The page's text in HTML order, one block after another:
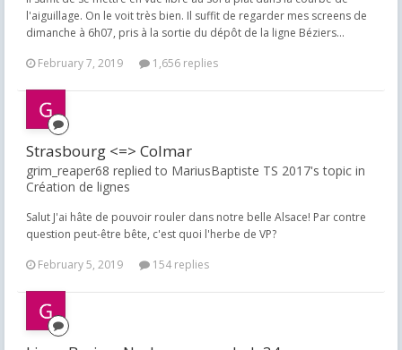
l'aiguillage. On le voit très bien. Il suffit de regarder mes screens de
dimanche à 6h07, pris à la sortie du dépôt de la ligne Béziers...
February 7, 2019
1,656 replies
Strasbourg <=> Colmar
grim_reaper68 replied to MariusBaptiste TS 2017's topic in
Création de lignes
Salut J'ai hâte de pouvoir rouler dans notre belle Alsace! Par contre
question peut-être bête, c'est quoi l'herbe de VP?
February 5, 2019
154 replies